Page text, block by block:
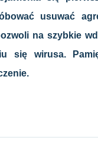
usuwać
na szybkie
się wirusa.